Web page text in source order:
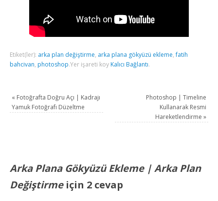
Etiket(ler): arka plan değiştirme, arka plana gökyüzü ekleme,fatih
bahcivan, photoshop.Yer işareti koy Kalıcı Bağlantı.
« Fotoğrafta Doğru Açı | Kadrajı
Yamuk Fotoğrafı Düzeltme
Photoshop | Timeline
Kullanarak Resmi
Hareketlendirme »
Arka Plana Gökyüzü Ekleme | Arka Plan
Değiştirmeiçin 2 cevap